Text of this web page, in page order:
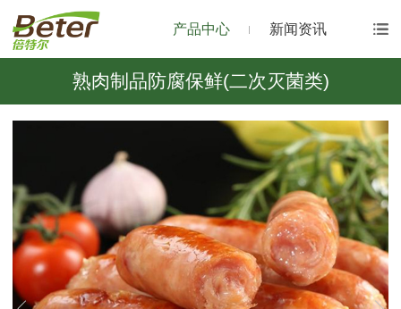
产品中心 新闻资讯
熟肉制品防腐保鲜(二次灭菌类)